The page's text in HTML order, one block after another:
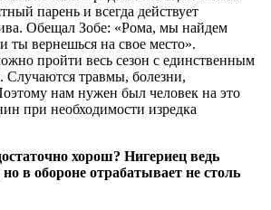
парень и всегда действует
Обещал Зобе: «Рома, мы найдем
ты вернешься на свое место».
пройти весь сезон с единственным
травмы, болезни,
нам нужен был человек на это
при необходимости изредка
хорош? Нигериец ведь
но в обороне отрабатывает не столь